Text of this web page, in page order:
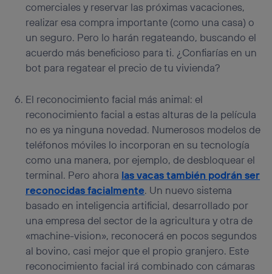
comerciales y reservar las próximas vacaciones,
realizar esa compra importante (como una casa) o
un seguro. Pero lo harán regateando, buscando el
acuerdo más beneficioso para ti. ¿Confiarías en un
bot para regatear el precio de tu vivienda?
El reconocimiento facial más animal: el
reconocimiento facial a estas alturas de la película
no es ya ninguna novedad. Numerosos modelos de
teléfonos móviles lo incorporan en su tecnología
como una manera, por ejemplo, de desbloquear el
terminal. Pero ahora las vacas también podrán ser
reconocidas facialmente. Un nuevo sistema
basado en inteligencia artificial, desarrollado por
una empresa del sector de la agricultura y otra de
«machine-vision», reconocerá en pocos segundos
al bovino, casi mejor que el propio granjero. Este
reconocimiento facial irá combinado con cámaras